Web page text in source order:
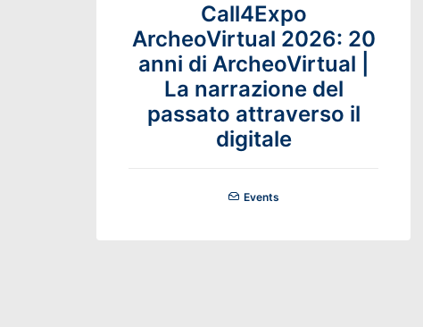
Call4Expo
ArcheoVirtual 2026: 20
anni di ArcheoVirtual |
La narrazione del
passato attraverso il
digitale
Events